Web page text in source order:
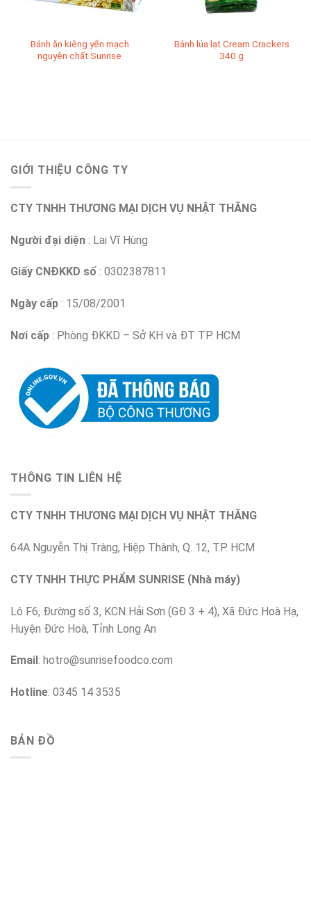
Bánh ăn kiêng yến mạch
nguyên chất Sunrise
Bánh lúa lạt Cream Crackers
340 g
GIỚI THIỆU CÔNG TY
CTY TNHH THƯƠNG MẠI DỊCH VỤ NHẬT THĂNG
Người đại diện : Lai Vĩ Hùng
Giấy CNĐKKD số : 0302387811
Ngày cấp : 15/08/2001
Nơi cấp : Phòng ĐKKD – Sở KH và ĐT TP. HCM
THÔNG TIN LIÊN HỆ
CTY TNHH THƯƠNG MẠI DỊCH VỤ NHẬT THĂNG
64A Nguyễn Thị Tràng, Hiệp Thành, Q. 12, TP. HCM
CTY TNHH THỰC PHẨM SUNRISE (Nhà máy)
Lô F6, Đường số 3, KCN Hải Sơn (GĐ 3 + 4), Xã Đức Hoà Hạ,
Huyện Đức Hoà, Tỉnh Long An
Email : hotro@sunrisefoodco.com
Hotline: 0345 14 3535
BẢN ĐỒ